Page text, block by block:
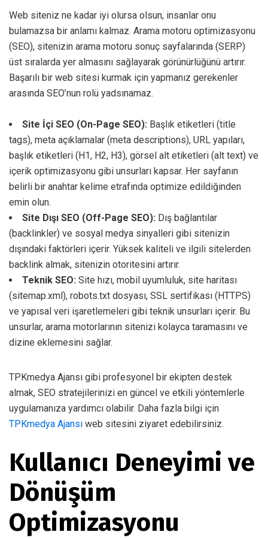
Web siteniz ne kadar iyi olursa olsun, insanlar onu
bulamazsa bir anlamı kalmaz. Arama motoru optimizasyonu
(SEO), sitenizin arama motoru sonuç sayfalarında (SERP)
üst sıralarda yer almasını sağlayarak görünürlüğünü artırır.
Başarılı bir web sitesi kurmak için yapmanız gerekenler
arasında SEO’nun rolü yadsınamaz.
Site İçi SEO (On-Page SEO): Başlık etiketleri (title
tags), meta açıklamalar (meta descriptions), URL yapıları,
başlık etiketleri (H1, H2, H3), görsel alt etiketleri (alt text) ve
içerik optimizasyonu gibi unsurları kapsar. Her sayfanın
belirli bir anahtar kelime etrafında optimize edildiğinden
emin olun.
Site Dışı SEO (Off-Page SEO): Dış bağlantılar
(backlinkler) ve sosyal medya sinyalleri gibi sitenizin
dışındaki faktörleri içerir. Yüksek kaliteli ve ilgili sitelerden
backlink almak, sitenizin otoritesini artırır.
Teknik SEO: Site hızı, mobil uyumluluk, site haritası
(sitemap.xml), robots.txt dosyası, SSL sertifikası (HTTPS)
ve yapısal veri işaretlemeleri gibi teknik unsurları içerir. Bu
unsurlar, arama motorlarının sitenizi kolayca taramasını ve
dizine eklemesini sağlar.
TPKmedya Ajansı gibi profesyonel bir ekipten destek
almak, SEO stratejilerinizi en güncel ve etkili yöntemlerle
uygulamanıza yardımcı olabilir. Daha fazla bilgi için
TPKmedya Ajansı web sitesini ziyaret edebilirsiniz.
Kullanıcı Deneyimi ve
Dönüşüm
Optimizasyonu